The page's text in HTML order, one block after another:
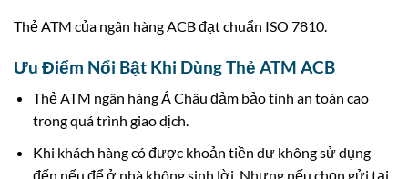
Thẻ ATM của ngân hàng ACB đạt chuẩn ISO 7810.
Ưu Điểm Nổi Bật Khi Dùng Thẻ ATM ACB
Thẻ ATM ngân hàng Á Châu đảm bảo tính an toàn cao
trong quá trình giao dịch.
Khi khách hàng có được khoản tiền dư không sử dụng
đến nếu để ở nhà không sinh lời. Nhưng nếu chọn gửi tại